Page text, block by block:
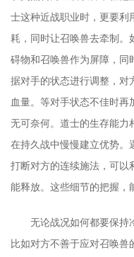
士这种近战职业时，更要利
耗，同时让召唤兽去牵制。
碍物和召唤兽作为屏障，同
据对手的状态进行调整，对
血量。等对手状态不佳时
无可奈何。道士的生存能力
在持久战中慢慢建立优势。
打断对方的连续施法，可以
能释放。这些细节的把握，
无论战况如何都要保持
比如对方不善于应对召唤